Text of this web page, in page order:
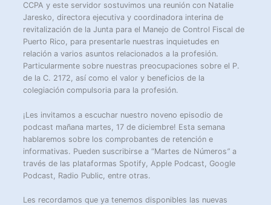
CCPA y este servidor sostuvimos una reunión con Natalie
Jaresko, directora ejecutiva y coordinadora interina de
revitalización de la Junta para el Manejo de Control Fiscal de
Puerto Rico, para presentarle nuestras inquietudes en
relación a varios asuntos relacionados a la profesión.
Particularmente sobre nuestras preocupaciones sobre el P.
de la C. 2172, así como el valor y beneficios de la
colegiación compulsoria para la profesión.
¡Les invitamos a escuchar nuestro noveno episodio de
podcast mañana martes, 17 de diciembre! Esta semana
hablaremos sobre los comprobantes de retención e
informativas. Pueden suscribirse a “Martes de Números” a
través de las plataformas Spotify, Apple Podcast, Google
Podcast, Radio Public, entre otras.
Les recordamos que ya tenemos disponibles las nuevas